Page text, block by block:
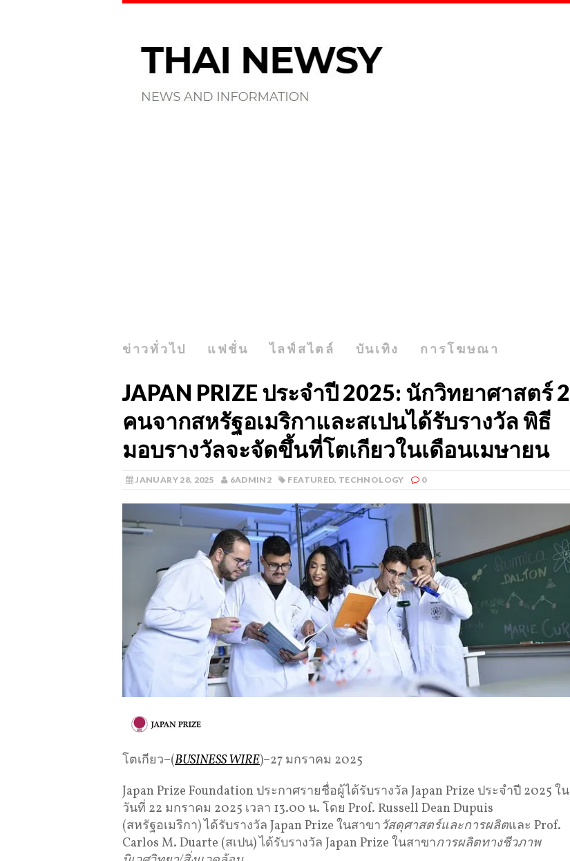
ข่าวทั่วไป แฟชั่น ไลฟ์สไตล์ บันเทิง การโฆษณา
JAPAN PRIZE ประจำปี 2025: นักวิทยาศาสตร์ 2
คนจากสหรัฐอเมริกาและสเปนได้รับรางวัล พิธี
มอบรางวัลจะจัดขึ้นที่โตเกียวในเดือนเมษายน
JANUARY 28, 2025 6ADMIN2 FEATURED, TECHNOLOGY 0
โตเกียว–(BUSINESS WIRE)–27 มกราคม 2025
Japan Prize Foundation ประกาศรายชื่อผู้ได้รับรางวัล Japan Prize ประจำปี 2025 ใน
วันที่ 22 มกราคม 2025 เวลา 13.00 น. โดย Prof. Russell Dean Dupuis
(สหรัฐอเมริกา) ได้รับรางวัล Japan Prize ในสาขาวัสดุศาสตร์และการผลิตและ Prof.
Carlos M. Duarte (สเปน) ได้รับรางวัล Japan Prize ในสาขาการผลิตทางชีวภาพ